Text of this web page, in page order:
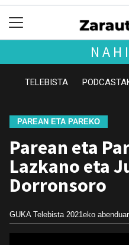
TELEBISTA
PAREAN ETA PAREKO
Parean eta
Lazkano eta
Dorronsoro
GUKA Telebista 2021eko